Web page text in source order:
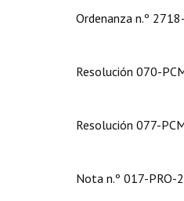
Ordenanza n.º
Resolución 070-
Resolución 077-
Nota n.º 017-PRO-